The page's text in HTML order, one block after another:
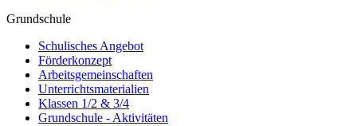
Grundschule
Schulisches Angebot
Förderkonzept
Arbeitsgemeinschaften
Unterrichtsmaterialien
Klassen 1/2 & 3/4
Grundschule - Aktivitäten